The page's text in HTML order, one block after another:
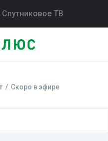
Спутниковое ТВ
Скоро в эфире